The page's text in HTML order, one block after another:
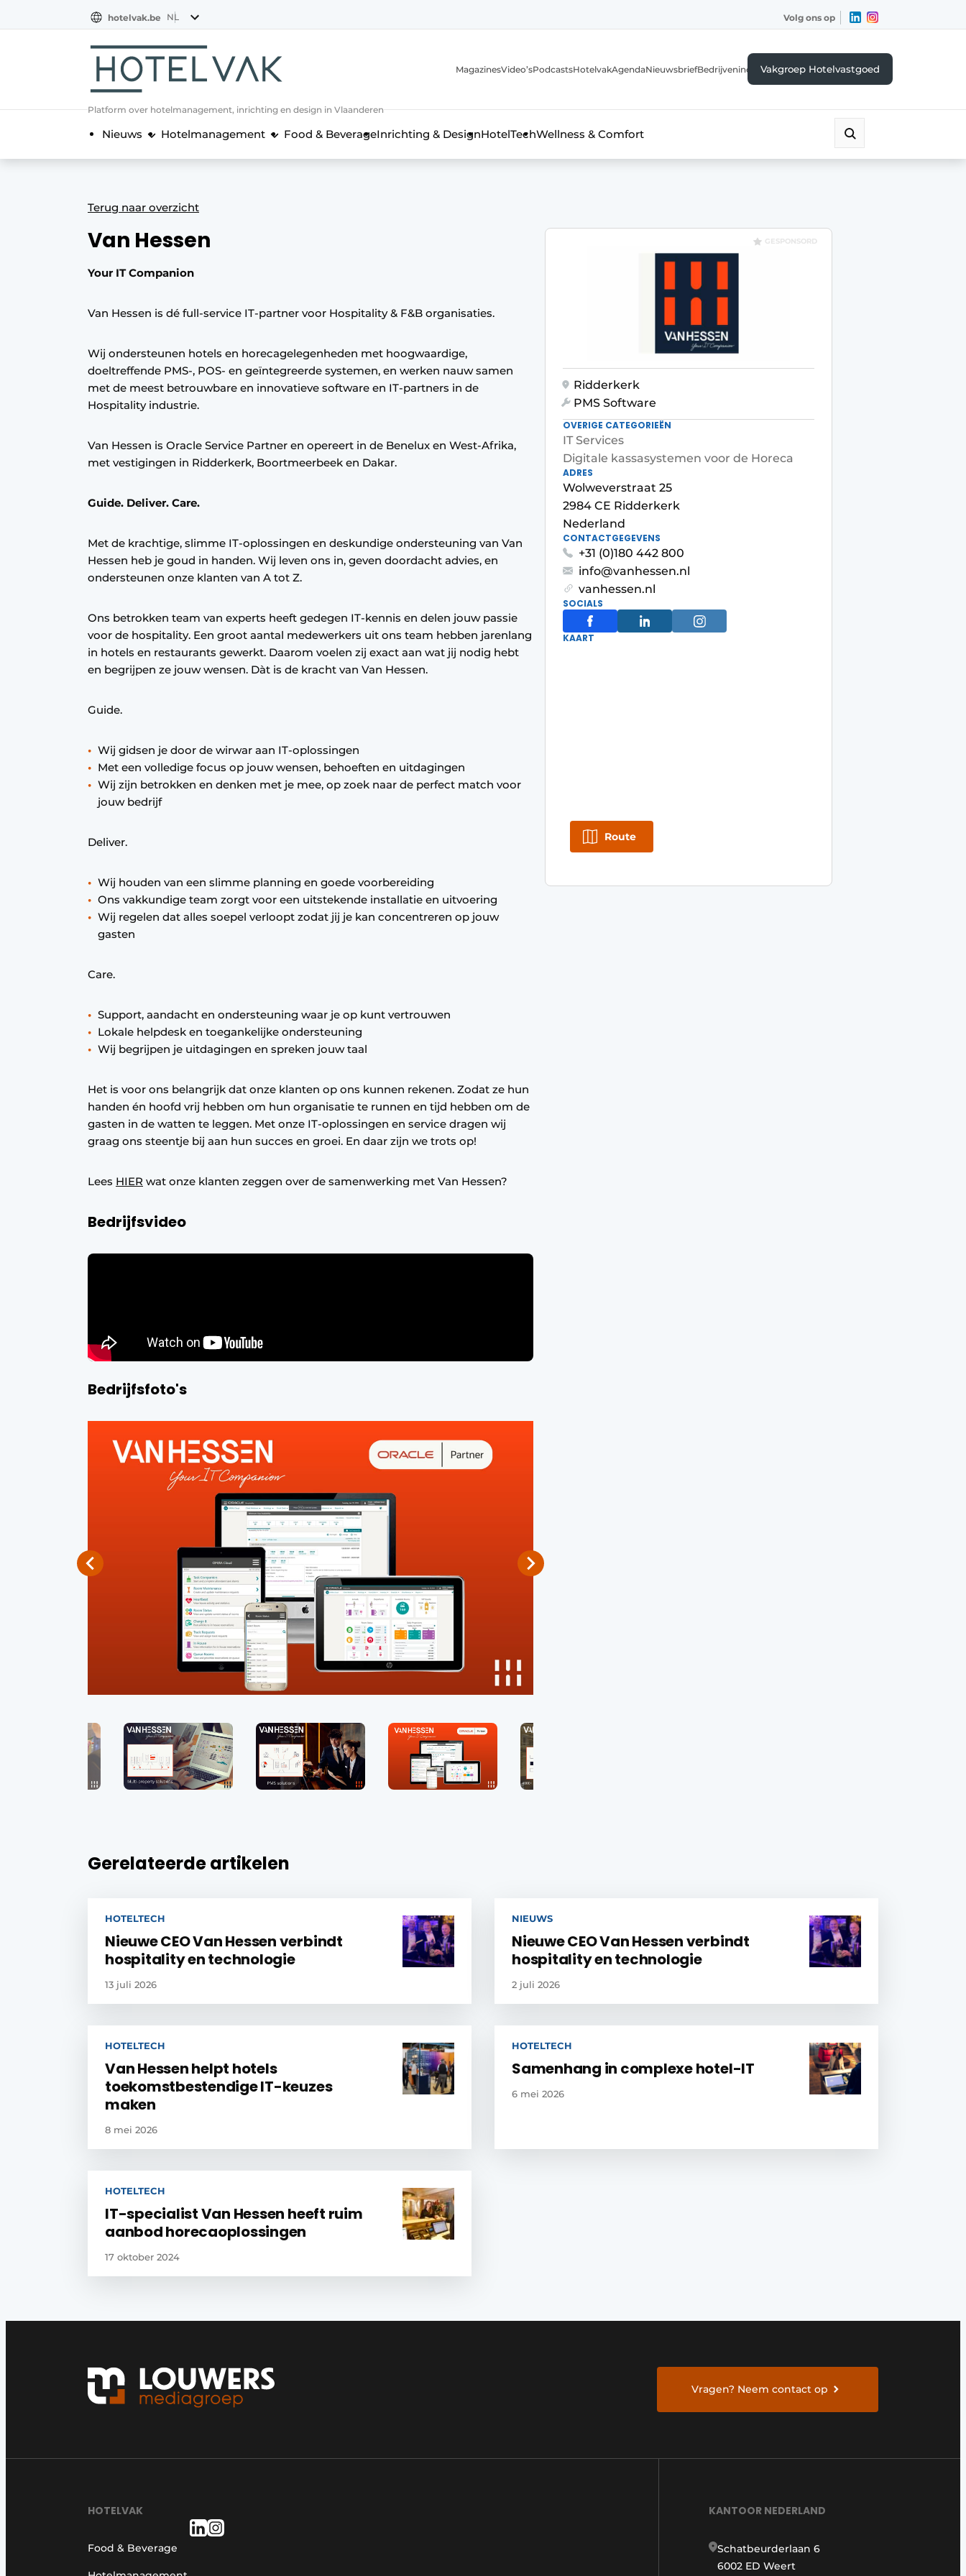
NL
EN
FR
hotelvak.be NL Volg ons op
Platform over hotelmanagement, inrichting en design in Vlaanderen
MagazinesVideo’sPodcastsHotelvakAgendaNieuwsbriefBedrijvenindexVakgroep Hotelvastgoed
Nieuws Hotelmanagement Food & BeverageInrichting & DesignHotelTechWellness & Comfort
Terug naar overzicht
Van Hessen
Your IT Companion
Van Hessen is dé full-service IT-partner voor Hospitality & F&B organisaties.
Wij ondersteunen hotels en horecagelegenheden met hoogwaardige,
doeltreffende PMS-, POS- en geïntegreerde systemen, en werken nauw samen
met de meest betrouwbare en innovatieve software en IT-partners in de
Hospitality industrie.
Van Hessen is Oracle Service Partner en opereert in de Benelux en West-Afrika,
met vestigingen in Ridderkerk, Boortmeerbeek en Dakar.
Guide. Deliver. Care.
Met de krachtige, slimme IT-oplossingen en deskundige ondersteuning van Van
Hessen heb je goud in handen. Wij leven ons in, geven doordacht advies, en
ondersteunen onze klanten van A tot Z.
Ons betrokken team van experts heeft gedegen IT-kennis en delen jouw passie
voor de hospitality. Een groot aantal medewerkers uit ons team hebben jarenlang
in hotels en restaurants gewerkt. Daarom voelen zij exact aan wat jij nodig hebt
en begrijpen ze jouw wensen. Dàt is de kracht van Van Hessen.
Guide.
Wij gidsen je door de wirwar aan IT-oplossingen
Met een volledige focus op jouw wensen, behoeften en uitdagingen
Wij zijn betrokken en denken met je mee, op zoek naar de perfect match voor
jouw bedrijf
Deliver.
Wij houden van een slimme planning en goede voorbereiding
Ons vakkundige team zorgt voor een uitstekende installatie en uitvoering
Wij regelen dat alles soepel verloopt zodat jij je kan concentreren op jouw
gasten
Care.
Support, aandacht en ondersteuning waar je op kunt vertrouwen
Lokale helpdesk en toegankelijke ondersteuning
Wij begrijpen je uitdagingen en spreken jouw taal
Het is voor ons belangrijk dat onze klanten op ons kunnen rekenen. Zodat ze hun
handen én hoofd vrij hebben om hun organisatie te runnen en tijd hebben om de
gasten in de watten te leggen. Met onze IT-oplossingen en service dragen wij
graag ons steentje bij aan hun succes en groei. En daar zijn we trots op!
Lees HIER wat onze klanten zeggen over de samenwerking met Van Hessen?
Bedrijfsvideo
Bedrijfsfoto's
GESPONSORD
Ridderkerk
PMS Software
OVERIGE CATEGORIEËN
IT Services
Digitale kassasystemen voor de Horeca
ADRES
Wolweverstraat 25
2984 CE Ridderkerk
Nederland
CONTACTGEGEVENS
+31 (0)180 442 800
info@vanhessen.nl
vanhessen.nl
SOCIALS
KAART
Route
Gerelateerde artikelen
HOTELTECH
Nieuwe CEO Van Hessen verbindt
hospitality en technologie
13 juli 2026
NIEUWS
Nieuwe CEO Van Hessen verbindt
hospitality en technologie
2 juli 2026
HOTELTECH
Van Hessen helpt hotels
toekomstbestendige IT-keuzes
maken
8 mei 2026
HOTELTECH
Samenhang in complexe hotel-IT
6 mei 2026
HOTELTECH
IT-specialist Van Hessen heeft ruim
aanbod horecaoplossingen
17 oktober 2024
Vragen? Neem contact op
HOTELVAK
Food & Beverage
KANTOOR NEDERLAND
Schatbeurderlaan 6
6002 ED Weert